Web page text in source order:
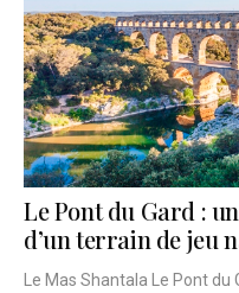
Le Pont du Gard :
d’un terrain de jeu
Le Mas Shantala Le Pont